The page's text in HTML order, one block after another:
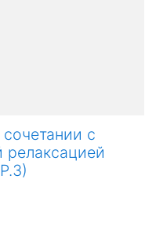
с
релаксацией